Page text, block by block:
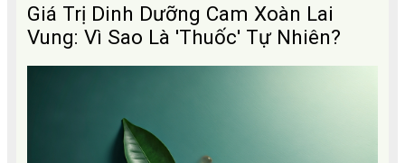
Giá Trị Dinh Dưỡng Cam Xoàn Lai
Vung: Vì Sao Là 'Thuốc' Tự Nhiên?